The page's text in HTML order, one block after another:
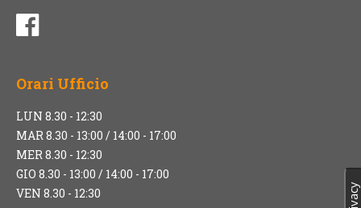
Orari Ufficio
LUN 8.30 - 12:30
MAR 8.30 - 13:00 / 14:00 - 17:00
MER 8.30 - 12:30
GIO 8.30 - 13:00 / 14:00 - 17:00
VEN 8.30 - 12:30